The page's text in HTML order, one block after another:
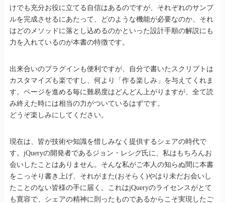
けでも充分お役に立てる自信はあるのですが、それぞれのサンプ
ルを完成させるにあたって、どのような機能が必要なのか、それ
はどのメソッドに落とし込めるのかといった設計手順の解説にも
力を入れているのが本書の特徴です。
出来合いのプラグインも便利ですが、自分で書いたスクリプトは
カスタマイズも楽ですし、何より「作る楽しみ」を与えてくれま
す。ページを進める毎に難易度はどんどん上がりますが、全て読
み終えた時には相当の力がついているはずです。
どうぞ楽しみにしてください。
現在は、皆が技術や知識を惜しみなく提供するシェアの時代で
す。jQueryの開発者であるジョン・レシグ氏に、私はもちろんお
会いしたことはありません。そんな私がご本人の知らぬ間に本書
をこっそり書き上げ、それがまた(おそらく)やはり未だお会いし
たことのない皆様の手に届く。これはjQueryのライセンスがとて
も寛容で、シェアの精神に則ったものであるからこそ実現したご